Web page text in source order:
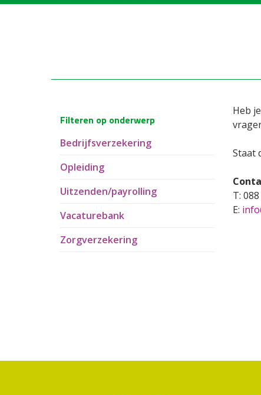
Filteren op onderwerp
Bedrijfsverzekering
Opleiding
Uitzenden/payrolling
Vacaturebank
Zorgverzekering
Heb
Staat
T:
E: